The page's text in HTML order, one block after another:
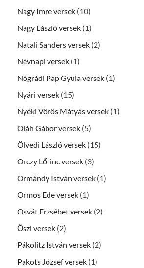
Nagy Imre versek (10)
Nagy László versek (1)
Natali Sanders versek (2)
Névnapi versek (1)
Nógrádi Pap Gyula versek (1)
Nyári versek (15)
Nyéki Vörös Mátyás versek (1)
Oláh Gábor versek (5)
Ölvedi László versek (15)
Orczy Lőrinc versek (3)
Ormándy István versek (1)
Ormos Ede versek (1)
Osvát Erzsébet versek (2)
Őszi versek (2)
Pákolitz István versek (2)
Pakots József versek (1)